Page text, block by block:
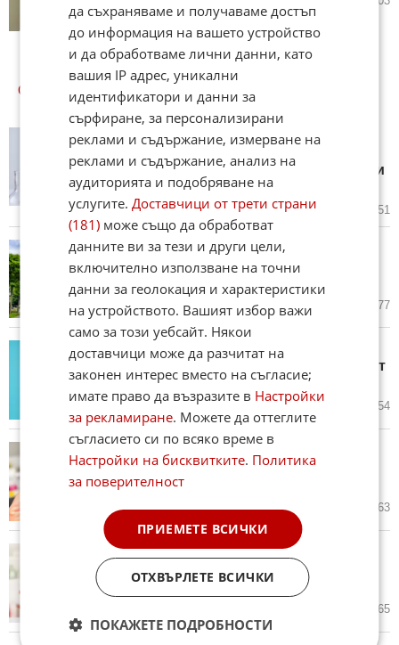
ОЩЕ НОВИНИ ОТ ЗДРАВЕ
Генетичният парадокс: Защо
една и съща ДНК мутация може
да доведе до рак при едни, а при
други – не
днес в 11:26 ч. 751
Изненадващо средство за
намаляване на риска от диабет
вчера в 18:57 ч. 1 377
Лекари посочиха три ключови
фактора, които могат да отложат
деменцията с близо 13 години
вчера в 18:31 ч. 2 054
Изследване откри, че виаграта
има неочаквани ползи за
онкоболните
вчера в 18:01 ч. 1 663
Нови процедури могат да
животоспасяващи лекарства
865
да съхраняваме и получаваме достъп
до информация на вашето устройство
и да обработваме лични данни, като
вашия IP адрес, уникални
идентификатори и данни за
сърфиране, за персонализирани
реклами и съдържание, измерване на
реклами и съдържание, анализ на
аудиторията и подобряване на
услугите.Доставчици от трети страни
(181) може също да обработват
данните ви за тези и други цели,
включително използване на точни
данни за геолокация и характеристики
на устройството. Вашият избор важи
само за този уебсайт. Някои
доставчици може да разчитат на
законен интерес вместо на съгласие;
имате право да възразите в Настройки
за рекламиране. Можете да оттеглите
съгласието си по всяко време в
Настройки на бисквитките. Политика
за поверителност
ПРИЕМЕТЕ ВСИЧКИ
ОТХВЪРЛЕТЕ ВСИЧКИ
ПОКАЖЕТЕ ПОДРОБНОСТИ